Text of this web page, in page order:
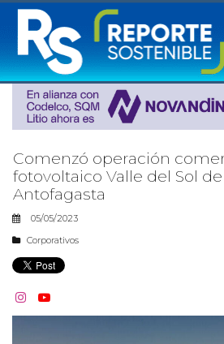
Comenzó operación
fotovoltaico Valle del Sol de
Antofagasta
05/05/2023
Corporativos
 